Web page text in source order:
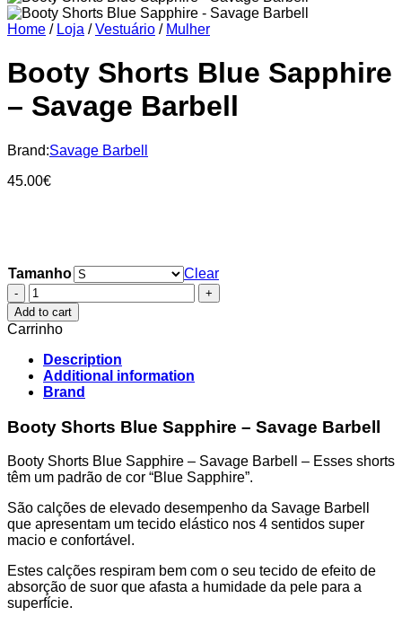
Home / Loja / Vestuário / Mulher
Booty Shorts Blue Sapphire
– Savage Barbell
Brand:Savage Barbell
45.00€
Tamanho
Clear
Booty
Shorts
Blue
Sapphire
-
Savage
Barbell
quantity
Add to cart
Carrinho
Description
Additional information
Brand
Booty Shorts Blue Sapphire – Savage Barbell
Booty Shorts Blue Sapphire – Savage Barbell – Esses shorts
têm um padrão de cor “Blue Sapphire”.
São calções de elevado desempenho da Savage Barbell
que apresentam um tecido elástico nos 4 sentidos super
macio e confortável.
Estes calções respiram bem com o seu tecido de efeito de
absorção de suor que afasta a humidade da pele para a
superfície.